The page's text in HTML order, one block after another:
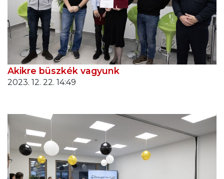
Akikre büszkék vagyunk
2023. 12. 22. 14:49